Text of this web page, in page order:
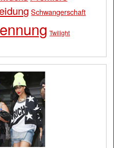
Schwangerschaft
Twilight